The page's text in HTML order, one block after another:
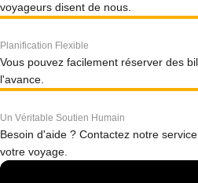
voyageurs disent de nous.
Planification Flexible
Vous pouvez facilement réserver des
l'avance.
Un Véritable Soutien Humain
Besoin d'aide ? Contactez notre
votre voyage.